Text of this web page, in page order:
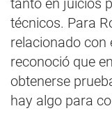
tanto en juicios
técnicos. Para
relacionado con
reconoció que
obtenerse
hay algo para